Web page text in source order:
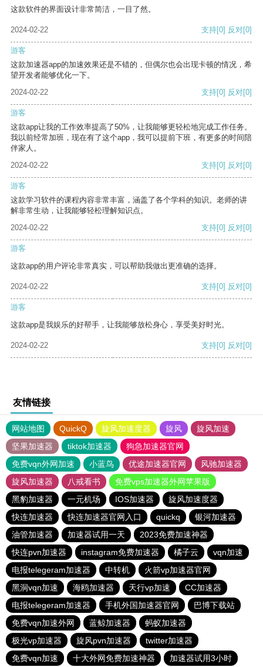
这款软件的界面设计非常简洁，一目了然。
2024-02-22 支持[0] 反对[0]
游客
这款加速器app的加速效果还是不错的，但偶尔也会出现卡顿的情况，希
望开发者能够优化一下。
2024-02-22
支持[0] 反对[0]
游客
这款app让我的工作效率提高了50%，让我能够更轻松地完成工作任务。
我以前经常加班，现在有了这个app，我可以提前下班，有更多的时间陪
伴家人。
2024-02-22
支持[0] 反对[0]
游客
这款学习软件的课程内容非常丰富，涵盖了各个学科的知识。老师的讲
解非常生动，让我能够轻松理解知识点。
2024-02-22
支持[0] 反对[0]
游客
这款app的用户评论非常真实，可以帮助我做出更准确的选择。
2024-02-22 支持[0] 反对[0]
游客
这款app是我娱乐的好帮手，让我能够放松身心，享受美好时光。
2024-02-22 支持[0] 反对[0]
友情链接
网站地图 QuickQ 旋风加速度器 旋风
旋风加速
坚果加速器
tiktok加速器
狗急加速器官网
免费vqn外网加速
小蓝鸟 优途加速器官网
风驰加速器
旋风加速器
八戒看书
免费vps加速器外网苹果版
黑豹加速器
一元机场 IOS加速器
旋风加速度器
快连加速器
快连加速器官网入口 quickq
银河加速器
油管加速器
加速器试用一天
2023免费加速神器
快连pvn加速器
instagram免费加速器 橘子云
vqn加速
电报telegeram加速器
中转机
火箭vp加速器官网
黑洞vqn加速
海鸥加速器 天行vp加速
CC加速器
电报telegeram加速器
手机外国加速器官网
巴博下载站
免费vqn加速外网
蓝鲸加速器
蚂蚁加速器
极光vp加速器
旋风pvn加速器
twitter加速器
免费vqn加速
十大外网免费加速神器 加速器试用3小时